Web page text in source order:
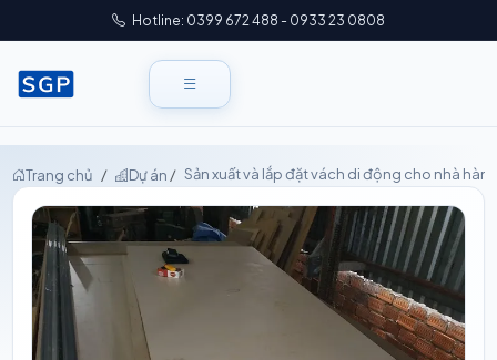
Hotline: 0399 672 488 - 0933 23 0808
Trang chủ Dự án Sản xuất và lắp đặt vách di động cho nhà